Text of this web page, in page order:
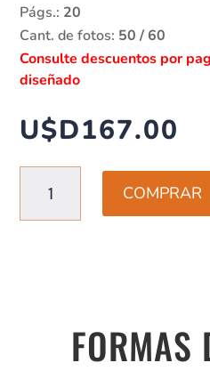
Págs.: 20
Cant. de fotos: 50 / 60
Consulte descuentos por
diseñado
U$D167.00
ENVOLVENTE
cantidad
COMPRAR
FORMAS